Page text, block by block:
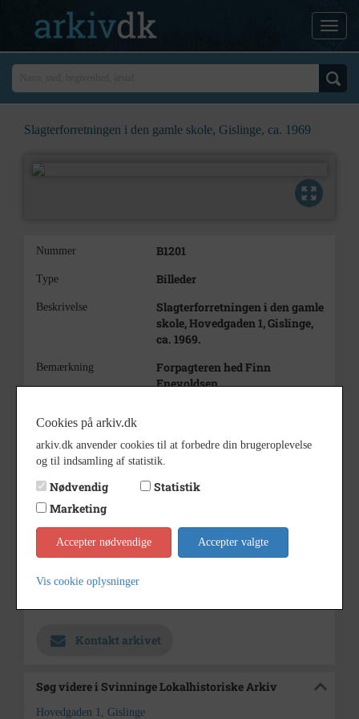
Slagterforretningen i den gamle skole, Gislinge, ca. 1969
Nummer B1201
Type Billeder
Beskrivelse
Slagterforretningen i den gamle
skole, Hovedgaden 1, Gislinge,
ca. 1969.
Bemærkning
Forpagteren hed Finn
Enevoldsen.
huset.
Dateringsnote
Fotograf Ukendt
Størrelse 7 x 10
Arkiv
Kontakt arkivet
Søg videre i Svinninge Lokalhistoriske Arkiv
Hovedgaden 1, Gislinge
Cookies på arkiv.dk
arkiv.dk anvender cookies til at forbedre din brugeroplevelse
og til indsamling af statistik.
Nødvendig
Statistik
Marketing
Accepter nødvendige Accepter valgte
Vis cookie oplysninger